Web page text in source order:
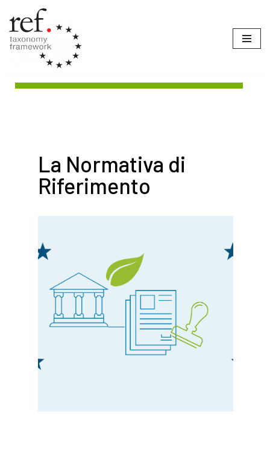
Vai
al
contenuto
La Normativa di
Riferimento